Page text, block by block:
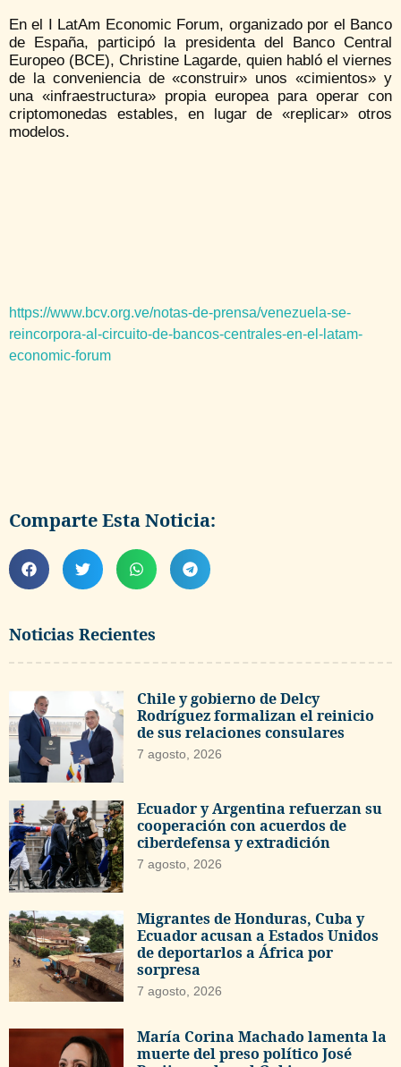
Noticias Recientes
Chile y gobierno de Delcy
Rodríguez formalizan el reinicio
de sus relaciones consulares
7 agosto, 2026
Ecuador y Argentina refuerzan su
cooperación con acuerdos de
ciberdefensa y extradición
7 agosto, 2026
Migrantes de Honduras, Cuba y
Ecuador acusan a Estados Unidos
de deportarlos a África por
sorpresa
7 agosto, 2026
María Corina Machado lamenta la
muerte del preso político José
En el I LatAm Economic Forum, organizado por el Banco
de España, participó la presidenta del Banco Central
Europeo (BCE), Christine Lagarde, quien habló el viernes
de la conveniencia de «construir» unos «cimientos» y
una «infraestructura» propia europea para operar con
criptomonedas estables, en lugar de «replicar» otros
modelos.
https://www.bcv.org.ve/notas-de-prensa/venezuela-se-
reincorpora-al-circuito-de-bancos-centrales-en-el-latam-
economic-forum
Comparte Esta Noticia: